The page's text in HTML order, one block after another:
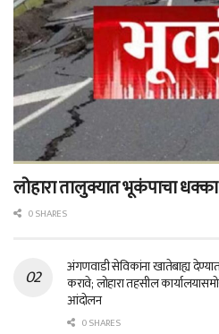
लोहारा तालुक्यात भूकंपाचा
0 SHARES
अंगणवाडी सेविकांना खातेबाह्य
करावे; लोहारा तहसील
आंदोलन
0 SHARES